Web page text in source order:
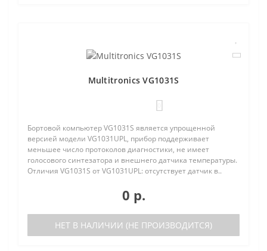
Multitronics VG1031S
Бортовой компьютер VG1031S является упрощенной
версией модели VG1031UPL, прибор поддерживает
меньшее число протоколов диагностики, не имеет
голосового синтезатора и внешнего датчика температуры.
Отличия VG1031S от VG1031UPL: отсутствует датчик в..
0 р.
НЕТ В НАЛИЧИИ (НЕ ПРОИЗВОДИТСЯ)